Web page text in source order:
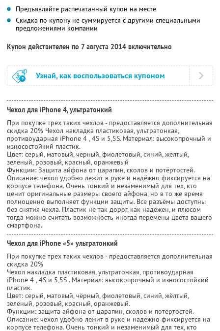
Предъявляйте распечатанный купон на месте
Скидка по купону не суммируется с другими специальными
предложениями компании
Купон действителен по 7 августа 2014 включительно
Узнай, как воспользоваться купоном
Чехол для iPhone 4, ультратонкий
При покупке трех таких чехлов - предоставляется дополнительная
скидка 20% Чехол накладка пластиковая, ультратонкая,
противоударная iPhone 4 , 4S и 5,5S. Материал: высокопрочный и
износостойкий пластик.
Цвет: серый, матовый, чёрный, фиолетовый, синий, жёлтый,
зелёный, розовый, красный, оранжевый
Функции: Защита айфона от царапин, сколов и потёртостей.
Описание: чехол удобно лежит в руке и надёжно фиксируется на
корпусе телефона. Очень тонкий и незаменимый для тех, кто
ценит оригинальные размеры своего айфона, но в то же время
полноценно выполняет функции защиты. Все разъёмы доступны
без снятия чехла. Пластик не так дорог, как надёжен, и плюсом
тогда можно считать возможность иногда перемены цвета вашего
смартфона.
Чехол для iPhone «5» ультратонкий
При покупке трех таких чехлов - предоставляется дополнительная
скидка 20%
Чехол накладка пластиковая, ультратонкая, противоударная
iPhone 4 , 4S и 5,5S . Материал: высокопрочный и износостойкий
пластик.
Цвет: серый, матовый, чёрный, фиолетовый, синий, жёлтый,
зелёный, розовый, красный, оранжевый.
Функции: защита айфона от царапин, сколов и потёртостей.
Описание: чехол удобно лежит в руке и надёжно фиксируется на
корпусе телефона. Очень тонкий и незаменимый для тех, кто